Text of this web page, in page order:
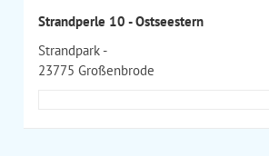
Strandperle 10 - Ostseestern
Strandpark -
23775 Großenbrode